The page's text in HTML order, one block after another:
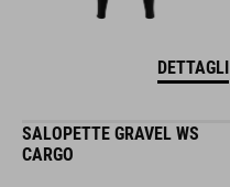
DETTAGLI
SALOPETTE GRAVEL WS
CARGO